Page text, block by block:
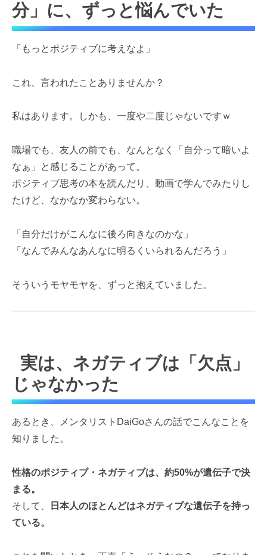
分」に、ずっと悩んでいた
「もっとポジティブに考えなよ」
これ、言われたことありませんか？
私はあります。しかも、一度や二度じゃないですｗ
職場でも、友人の前でも、なんとなく「自分って暗いよ
なぁ」と感じることがあって。
ポジティブ思考の本を読んだり、動画で学んでみたりし
たけど、なかなか変わらない。
「自分だけがこんなに後ろ向きなのかな」
「なんでみんなあんなに明るくいられるんだろう」
そういうモヤモヤを、ずっと抱えていました。
実は、ネガティブは「欠点」
じゃなかった
あるとき、メンタリストDaiGoさんの話でこんなことを
知りました。
性格のポジティブ・ネガティブは、約50%が遺伝子で決
まる。
そして、
日本人のほとんどはネガティブな遺伝子を持っ
ている。